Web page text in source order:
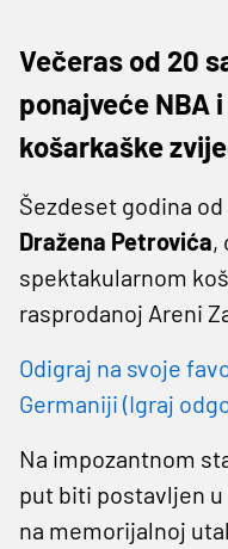
Večeras od 20
ponajveće NBA
košarkaške
Šezdeset godina
Dražena Petrovića,
spektakularnom
rasprodanoj Areni
Odigraj na svoje
Germaniji (Igraj
Na impozantnom
put biti postavljen
na memorijalnoj